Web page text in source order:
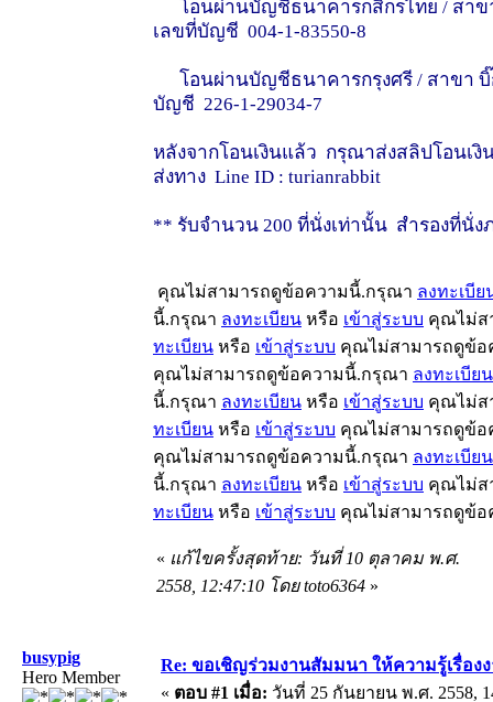
โอนผ่านบัญชีธนาคารกสิกรไทย / สาข
เลขที่บัญชี 004-1-83550-8
โอนผ่านบัญชีธนาคารกรุงศรี / สาขา บิ๊
บัญชี 226-1-29034-7
หลังจากโอนเงินแล้ว กรุณาส่งสลิปโอนเงิ
ส่งทาง Line ID : turianrabbit
** รับจำนวน 200 ที่นั่งเท่านั้น สำรองที่นั่ง
คุณไม่สามารถดูข้อความนี้.กรุณา ลงทะเบีย
นี้.กรุณา ลงทะเบียน หรือ เข้าสู่ระบบ คุณไม่ส
ทะเบียน หรือ เข้าสู่ระบบ คุณไม่สามารถดูข้
คุณไม่สามารถดูข้อความนี้.กรุณา ลงทะเบียน
นี้.กรุณา ลงทะเบียน หรือ เข้าสู่ระบบ คุณไม่ส
ทะเบียน หรือ เข้าสู่ระบบ คุณไม่สามารถดูข้
คุณไม่สามารถดูข้อความนี้.กรุณา ลงทะเบียน
นี้.กรุณา ลงทะเบียน หรือ เข้าสู่ระบบ คุณไม่ส
ทะเบียน หรือ เข้าสู่ระบบ คุณไม่สามารถดูข้
« แก้ไขครั้งสุดท้าย: วันที่ 10 ตุลาคม พ.ศ.
2558, 12:47:10 โดย toto6364 »
busypig
Hero Member
Re: ขอเชิญร่วมงานสัมมนา ให้ความรู้เรื่อง
« ตอบ #1 เมื่อ: วันที่ 25 กันยายน พ.ศ. 2558,